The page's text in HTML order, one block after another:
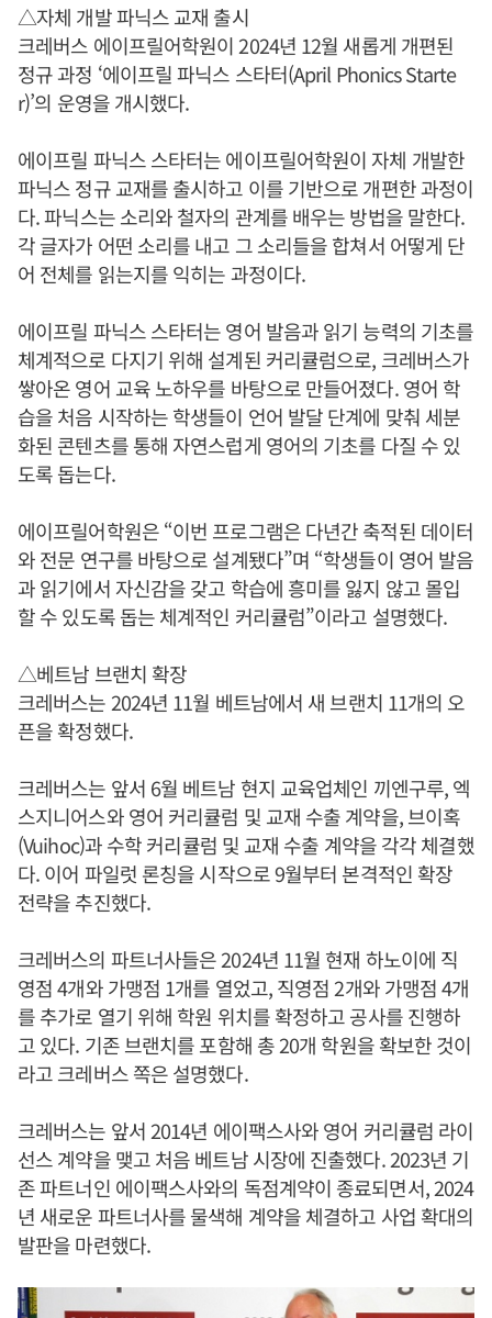
△자체 개발 파닉스 교재 출시
크레버스 에이프릴어학원이 2024년 12월 새롭게 개편된
정규 과정 ‘에이프릴 파닉스 스타터(April Phonics Starte
r)’의 운영을 개시했다.
에이프릴 파닉스 스타터는 에이프릴어학원이 자체 개발한
파닉스 정규 교재를 출시하고 이를 기반으로 개편한 과정이
다. 파닉스는 소리와 철자의 관계를 배우는 방법을 말한다.
각 글자가 어떤 소리를 내고 그 소리들을 합쳐서 어떻게 단
어 전체를 읽는지를 익히는 과정이다.
에이프릴 파닉스 스타터는 영어 발음과 읽기 능력의 기초를
체계적으로 다지기 위해 설계된 커리큘럼으로, 크레버스가
쌓아온 영어 교육 노하우를 바탕으로 만들어졌다. 영어 학
습을 처음 시작하는 학생들이 언어 발달 단계에 맞춰 세분
화된 콘텐츠를 통해 자연스럽게 영어의 기초를 다질 수 있
도록 돕는다.
에이프릴어학원은 “이번 프로그램은 다년간 축적된 데이터
와 전문 연구를 바탕으로 설계됐다”며 “학생들이 영어 발음
과 읽기에서 자신감을 갖고 학습에 흥미를 잃지 않고 몰입
할 수 있도록 돕는 체계적인 커리큘럼”이라고 설명했다.
△베트남 브랜치 확장
크레버스는 2024년 11월 베트남에서 새 브랜치 11개의 오
픈을 확정했다.
크레버스는 앞서 6월 베트남 현지 교육업체인 끼엔구루, 엑
스지니어스와 영어 커리큘럼 및 교재 수출 계약을, 브이혹
(Vuihoc)과 수학 커리큘럼 및 교재 수출 계약을 각각 체결했
다. 이어 파일럿 론칭을 시작으로 9월부터 본격적인 확장
전략을 추진했다.
크레버스의 파트너사들은 2024년 11월 현재 하노이에 직
영점 4개와 가맹점 1개를 열었고, 직영점 2개와 가맹점 4개
를 추가로 열기 위해 학원 위치를 확정하고 공사를 진행하
고 있다. 기존 브랜치를 포함해 총 20개 학원을 확보한 것이
라고 크레버스 쪽은 설명했다.
크레버스는 앞서 2014년 에이팩스사와 영어 커리큘럼 라이
선스 계약을 맺고 처음 베트남 시장에 진출했다. 2023년 기
존 파트너인 에이팩스사와의 독점계약이 종료되면서, 2024
년 새로운 파트너사를 물색해 계약을 체결하고 사업 확대의
발판을 마련했다.